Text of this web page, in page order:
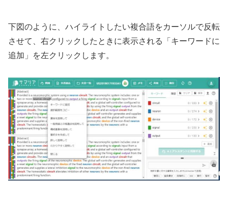
下図のように、ハイライトしたい複合語をカーソルで反転
させて、右クリックしたときに表示される「キーワードに
追加」を左クリックします。